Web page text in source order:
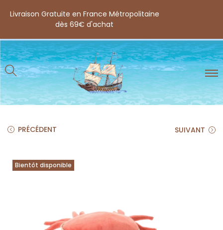
Livraison Gratuite en France Métropolitaine
dès 69€ d'achat
PRÉCÉDENT SUIVANT
Bientôt disponible